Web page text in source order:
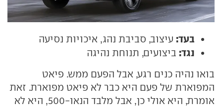
בעד: עיצוב, סביבת נהג, איכויות נסיעה
נגד: ביצועים, תנוחת נהיגה
בואו נהיה כנים רגע, אבל הפעם ממש. פיאט
המפוארת של פעם היא כבר לא פיאט מפוארת. זאת
אומרת, היא אולי כן, אבל מלבד הנאו-500, היא לא